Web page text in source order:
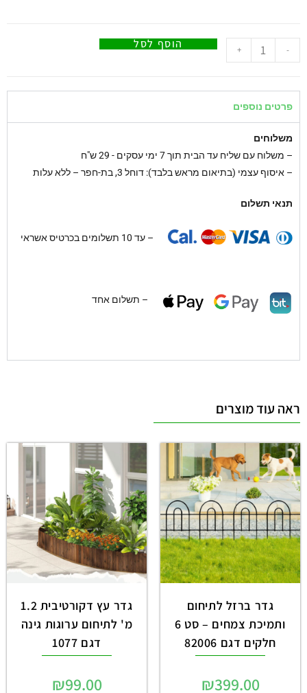
-
+ הוסף לסל
פרטים נוספים
משלוחים
– משלוח עם שליח עד הבית תוך 7 ימי עסקים - 29 ש"ח
– איסוף עצמי (בתיאום מראש בלבד): דוחל 3, בת-חפר – ללא עלות
תנאי תשלום
– עד 10 תשלומים בכרטיס אשראי
– תשלום אחד
ראה עוד מוצרים
גדר ברזל לתיחום
ותמיכת צמחים – סט 6
חלקים דגם 82006
₪399.00
גדר עץ דקורטיבית 1.2
מ' לתיחום ערוגות גינה
דגם 1077
₪99.00